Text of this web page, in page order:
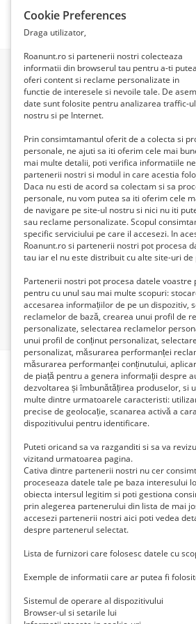
Ami Popescu
Mobil: +40721209819
Cookie Preferences
Draga utilizator,
Roanunt.ro si partenerii nostri colecteaza
informatii din browserul tau pentru a-ti putea
oferi content si reclame personalizate in
functie de interesele si nevoile tale. De
date sunt folosite pentru analizarea traffic-
nostru si pe Internet.
Prin consimtamantul oferit de a colecta si
personale, ne ajuti sa iti oferim cele mai
mai multe detalii, poti verifica informatiile
partenerii nostri si modul in care acestia
Daca nu esti de acord sa colectam si sa
personale, nu vom putea sa iti oferim cele
de navigare pe site-ul nostru si nici nu iti
sau reclame personalizate. Scopul
specific serviciului pe care il accesezi. In
Roanunt.ro si partenerii nostri pot procesa
tau iar el nu este distribuit cu alte site-uri de
Partenerii nostri pot procesa datele voastre
pentru cu unul sau mai multe scopuri:
accesarea informațiilor de pe un dispozitiv,
reclamelor de bază, crearea unui profil de
personalizate, selectarea reclamelor
unui profil de conținut personalizat,
personalizat, măsurarea performanței
măsurarea performanței conținutului,
de piață pentru a genera informații despre
dezvoltarea și îmbunătățirea produselor, si
multe dintre urmatoarele caracteristi:
precise de geolocație, scanarea activă a
dispozitivului pentru identificare.
Puteti oricand sa va razganditi si sa va
vizitand urmatoarea pagina.
Cativa dintre partenerii nostri nu cer
proceseaza datele tale pe baza interesului
obiecta intersul legitim si poti gestiona
prin alegerea partenerului din lista de mai
accesezi partenerii nostri aici poti vedea
despre partenerul selectat.
Lista de furnizori care folosesc datele cu
Exemple de informatii care ar putea fi
Sistemul de operare al dispozitivului
Browser-ul si setarile lui
PARTENERII NOȘTRI
Politică de confidențialitate
Principii de publicare anunț gratuit
ROAnunt este o platforma de
oferte foarte bune din Bucuresti,
imobiliare, inchirieri imobiliare,
munca. Cu ROAnunt adaugi
Contact Trimite-ne un mail la